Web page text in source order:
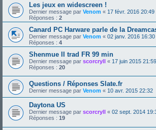
Les jeux en widescreen !
Dernier message par Venom « 17 févr. 2016 20:49
Réponses : 2
Canard PC Harware parle de la
Dernier message par Venom « 02 janv. 2016 16:30
Réponses : 4
Shenmue II trad FR 99 min
Dernier message par scorcryll « 17 juin 2015 21:59
Réponses : 20
Questions / Réponses Slate.fr
Dernier message par Venom « 10 avr. 2015 22:32
Daytona US
Dernier message par scorcryll « 02 sept. 2014
Réponses : 19